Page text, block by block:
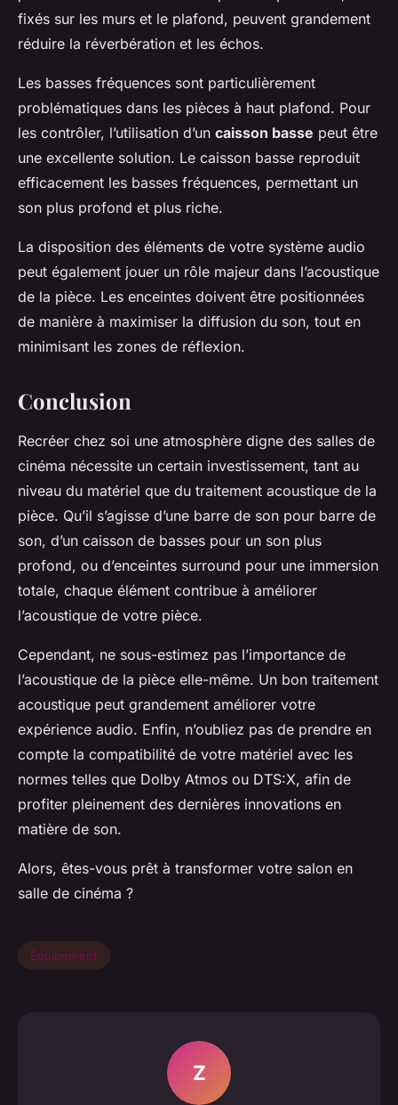
fixés sur les murs et le plafond, peuvent grandement
réduire la réverbération et les échos.
Les basses fréquences sont particulièrement
problématiques dans les pièces à haut plafond. Pour
les contrôler, l’utilisation d’un caisson basse peut être
une excellente solution. Le caisson basse reproduit
efficacement les basses fréquences, permettant un
son plus profond et plus riche.
La disposition des éléments de votre système audio
peut également jouer un rôle majeur dans l’acoustique
de la pièce. Les enceintes doivent être positionnées
de manière à maximiser la diffusion du son, tout en
minimisant les zones de réflexion.
Conclusion
Recréer chez soi une atmosphère digne des salles de
cinéma nécessite un certain investissement, tant au
niveau du matériel que du traitement acoustique de la
pièce. Qu’il s’agisse d’une barre de son pour barre de
son, d’un caisson de basses pour un son plus
profond, ou d’enceintes surround pour une immersion
totale, chaque élément contribue à améliorer
l’acoustique de votre pièce.
Cependant, ne sous-estimez pas l’importance de
l’acoustique de la pièce elle-même. Un bon traitement
acoustique peut grandement améliorer votre
expérience audio. Enfin, n’oubliez pas de prendre en
compte la compatibilité de votre matériel avec les
normes telles que Dolby Atmos ou DTS:X, afin de
profiter pleinement des dernières innovations en
matière de son.
Alors, êtes-vous prêt à transformer votre salon en
salle de cinéma ?
Équipement
Z